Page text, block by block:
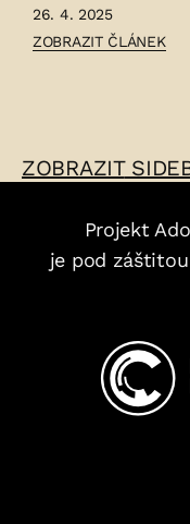
26. 4. 2025
ČLÁNEK:
ZOBRAZIT ČLÁNEK
ZOBRAZIT
Projekt
je pod